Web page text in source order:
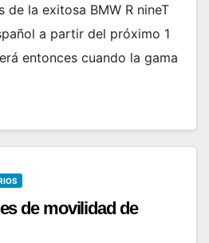
de la exitosa BMW R nineT
a partir del próximo 1
entonces cuando la gama
de movilidad de